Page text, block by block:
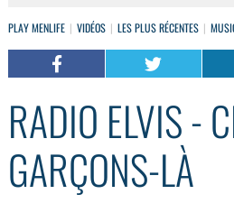
PLAY MENLIFE VIDÉOS LES PLUS RÉCENTES
RADIO ELVIS -
GARÇONS-LÀ